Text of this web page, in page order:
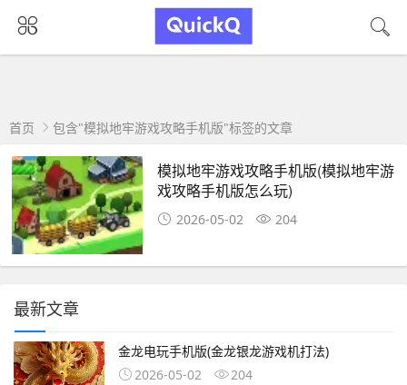
首页 包含"模拟地牢游戏攻略手机版"标签的文章
模拟地牢游戏攻略手机版(模拟地牢游
戏攻略手机版怎么玩)
2026-05-02 204
最新文章
金龙电玩手机版(金龙银龙游戏机打法)
2026-05-02
204